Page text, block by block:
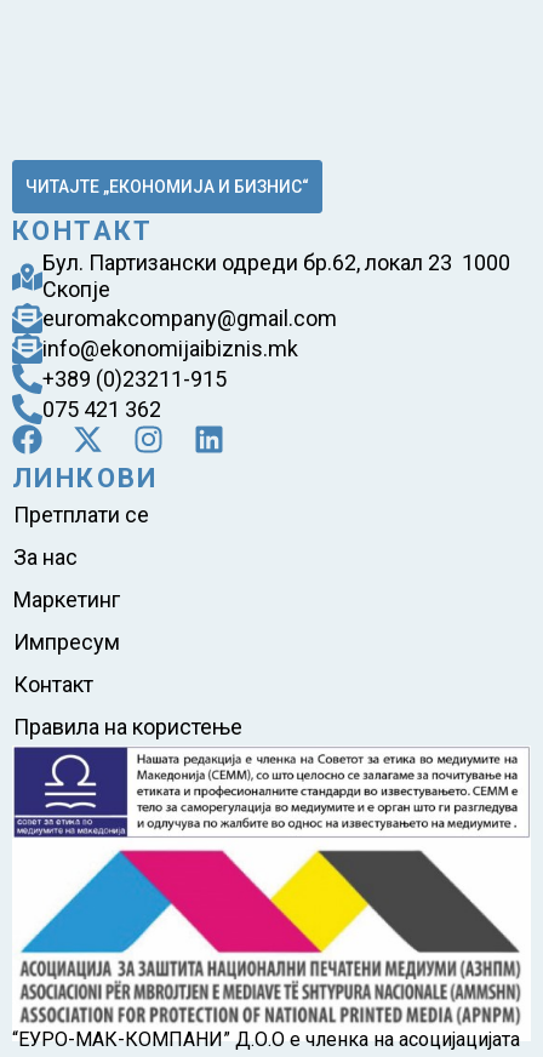
ЧИТАЈТЕ „ЕКОНОМИЈА И БИЗНИС“
КОНТАКТ
Бул. Партизански одреди бр.62, локал 23 1000
Скопје
euromakcompany@gmail.com
info@ekonomijaibiznis.mk
+389 (0)23211-915
075 421 362
ЛИНКОВИ
Претплати се
За нас
Маркетинг
Импресум
Контакт
Правила на користење
“ЕУРО-МАК-КОМПАНИ” Д.О.О е членка на асоцијацијата